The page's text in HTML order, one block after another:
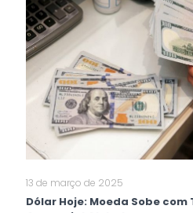
13 de março de 2025
Dólar Hoje: Moeda Sobe